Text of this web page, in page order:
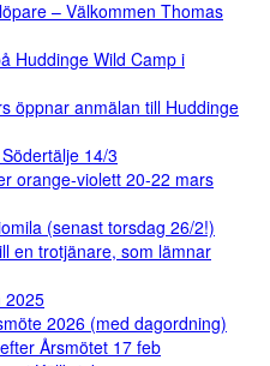
– Välkommen Thomas
Huddinge Wild Camp i
öppnar anmälan till Huddinge
14/3
orange-violett 20-22 mars
(senast torsdag 26/2!)
en trotjänare, som lämnar
2025
2026 (med dagordning)
Årsmötet 17 feb